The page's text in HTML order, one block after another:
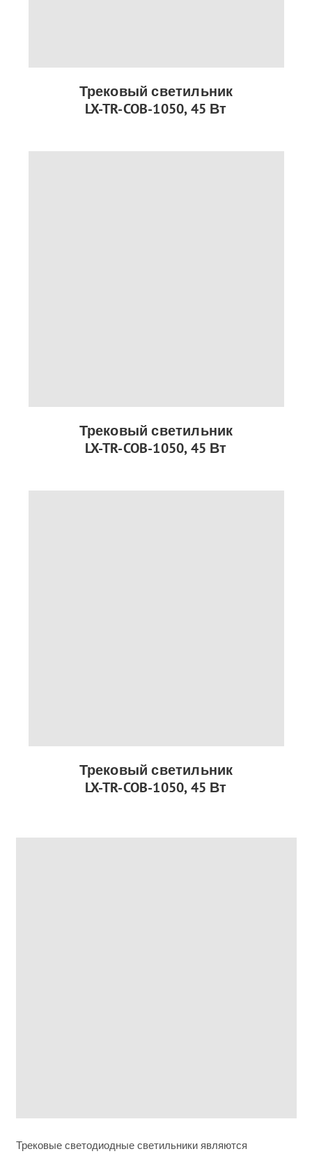
Трековый светильник
LX-TR-COB-1050, 45 Вт
Трековый светильник
LX-TR-COB-1050, 45 Вт
Трековый светильник
LX-TR-COB-1050, 45 Вт
Трековые светодиодные светильники являются